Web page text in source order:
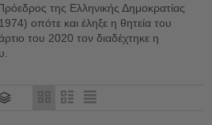
της Ελληνικής Δημοκρατίας
οπότε και έληξε η θητεία του
του 2020 τον διαδέχτηκε η